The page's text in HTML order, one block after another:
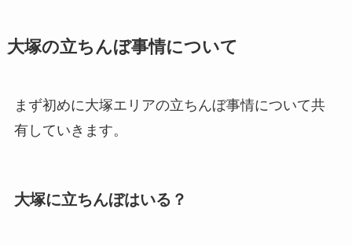
大塚の立ちんぼ事情について
まず初めに大塚エリアの立ちんぼ事情について共
有していきます。
大塚に立ちんぼはいる？